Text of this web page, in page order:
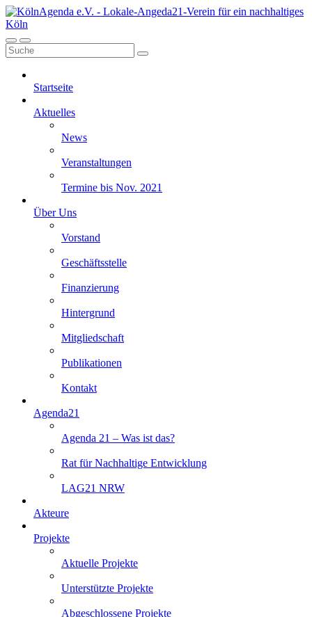
Startseite
Aktuelles
News
Veranstaltungen
Termine bis Nov. 2021
Über Uns
Vorstand
Geschäftsstelle
Finanzierung
Hintergrund
Mitgliedschaft
Publikationen
Kontakt
Agenda21
Agenda 21 – Was ist das?
Rat für Nachhaltige Entwicklung
LAG21 NRW
Akteure
Projekte
Aktuelle Projekte
Unterstützte Projekte
Abgeschlossene Projekte